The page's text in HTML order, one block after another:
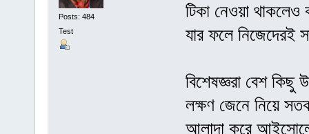
Posts: 484
Test
টিকা নেওয়া
যার ফলে নিজেদেরই
বিশেষজ্ঞরা বেশ কিছু
লক্ষণ জেনে নিয়ে
আলাদা করে